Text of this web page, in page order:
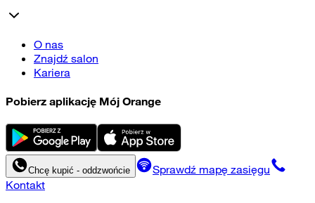
O nas
Znajdź salon
Kariera
Pobierz aplikację Mój Orange
Chcę kupić - oddzwońcie
Sprawdź mapę zasięgu
Kontakt